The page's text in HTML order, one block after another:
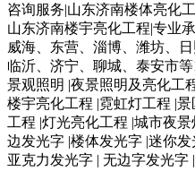
咨询服务|山东济南楼体亮化
山东济南楼宇亮化工程|专业
威海、东营、淄博、潍坊、
临沂、济宁、聊城、泰安市
景观照明 |夜景照明及亮化工
楼宇亮化工程 |霓虹灯工程 |
工程 |灯光亮化工程 |城市夜
边发光字 |楼体发光字 |迷你发
亚克力发光字 | 无边字发光字